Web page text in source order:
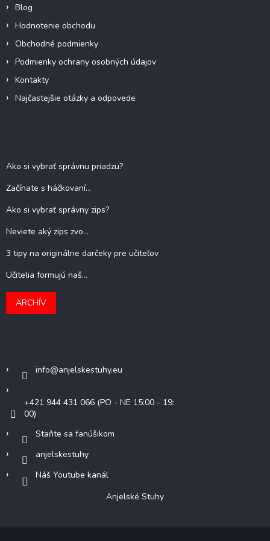
Blog
Hodnotenie obchodu
Obchodné podmienky
Podmienky ochrany osobných údajov
Kontakty
Najčastejšie otázky a odpovede
Ako si vybrať správnu priadzu?
Začínate s háčkovaní...
Ako si vybrať správny zips?
Neviete aký zips zvo...
3 tipy na originálne darčeky pre učiteľov
Učitelia formujú naš...
ARCHÍV
info@anjelskestuhy.eu
+421 944 431 066 (PO - NE 15:00 - 19:
00)
Staňte sa fanúšikom
anjelskestuhy
Náš Youtube kanál
Anjelské Stuhy